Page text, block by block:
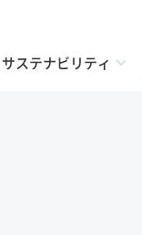
サステナビリティ